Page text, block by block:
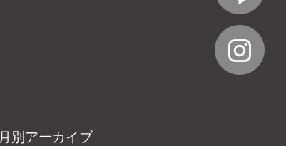
月別アーカイブ